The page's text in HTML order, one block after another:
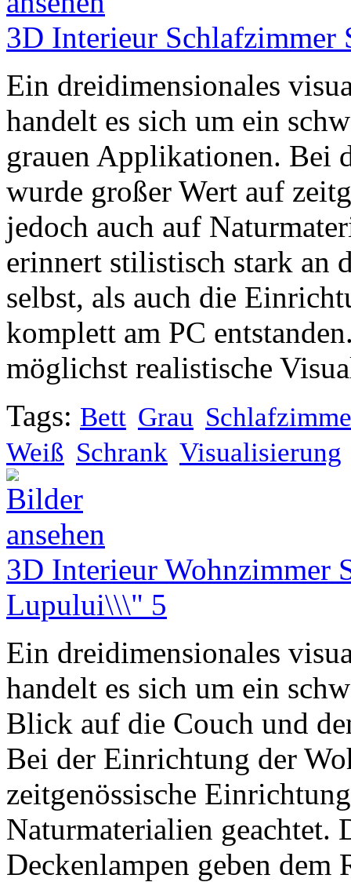
3D Interieur Schlafzimmer
Ein dreidimensionales
handelt es sich um ein
grauen Applikationen. Bei
wurde großer Wert auf
jedoch auch auf
erinnert stilistisch stark an
selbst, als auch die
komplett am PC
möglichst realistische
Tags: Bett Grau
Weiß Schrank Visualisierung
3D Interieur Wohnzimmer
Lupului\\\" 5
Ein dreidimensionales
handelt es sich um ein
Blick auf die Couch und
Bei der Einrichtung der
zeitgenössische
Naturmaterialien geachtet.
Deckenlampen geben